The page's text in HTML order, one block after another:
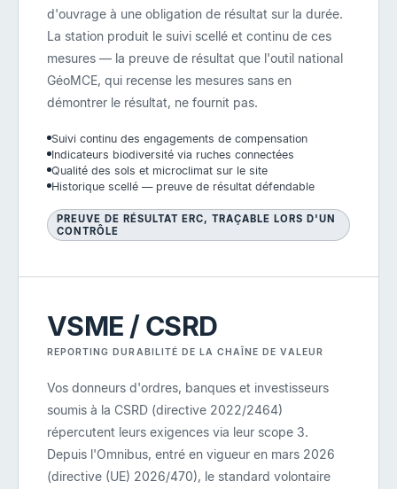
d'ouvrage à une obligation de résultat sur la durée.
La station produit le suivi scellé et continu de ces
mesures — la preuve de résultat que l'outil national
GéoMCE, qui recense les mesures sans en
démontrer le résultat, ne fournit pas.
Suivi continu des engagements de compensation
Indicateurs biodiversité via ruches connectées
Qualité des sols et microclimat sur le site
Historique scellé — preuve de résultat défendable
PREUVE DE RÉSULTAT ERC, TRAÇABLE LORS D'UN
CONTRÔLE
VSME / CSRD
REPORTING DURABILITÉ DE LA CHAÎNE DE VALEUR
Vos donneurs d'ordres, banques et investisseurs
soumis à la CSRD (directive 2022/2464)
répercutent leurs exigences via leur scope 3.
Depuis l'Omnibus, entré en vigueur en mars 2026
(directive (UE) 2026/470), le standard volontaire